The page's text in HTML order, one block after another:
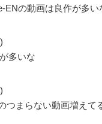
ENの動画は良作が多い
多いな
つまらない動画増えて